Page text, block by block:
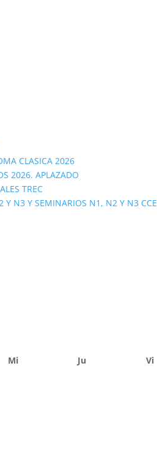
CLASICA 2026
2026. APLAZADO
TREC
Y N3 Y SEMINARIOS N1, N2 Y N3 CCE
Mi Ju Vi